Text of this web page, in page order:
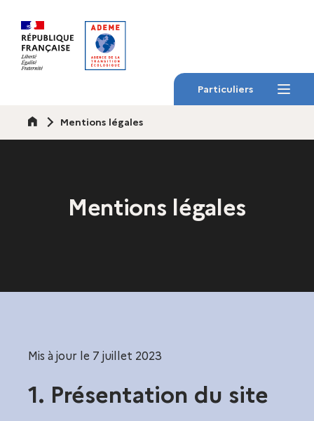
Particuliers
Menu
AccueilMentions légales
Mentions légales
Mis à jour le 7 juillet 2023
1. Présentation du site